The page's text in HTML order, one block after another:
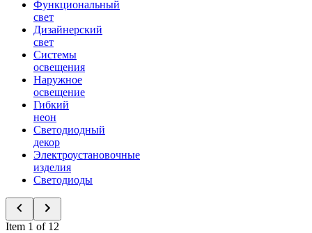
Функциональный
свет
Дизайнерский
свет
Системы
освещения
Наружное
освещение
Гибкий
неон
Светодиодный
декор
Электроустановочные
изделия
Светодиоды
Item 1 of 12